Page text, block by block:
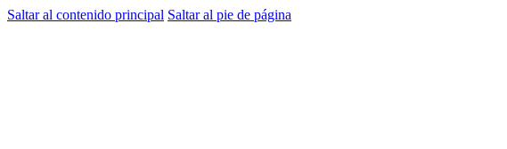
Saltar al contenido principal Saltar al pie de página